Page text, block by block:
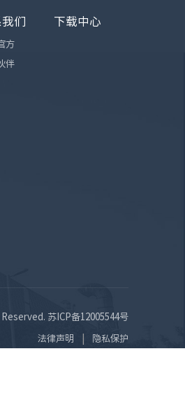
们
方
伴
下载中心
苏ICP备12005544号
法律声明 隐私保护